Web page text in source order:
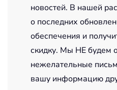
новостей. В нашей
о последних
обеспечения и
скидку. Мы НЕ будем
нежелательные
вашу информацию